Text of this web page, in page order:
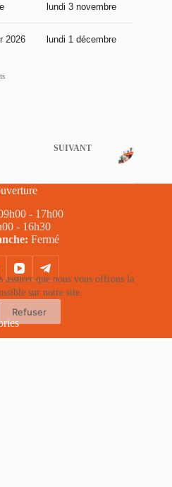
assurer que nous vous offrons la
sur notre site.
Refuser
lundi 3 novembre
2026 lundi 1 décembre
SUIVANT
- 17h00
- 16h30
Fermé